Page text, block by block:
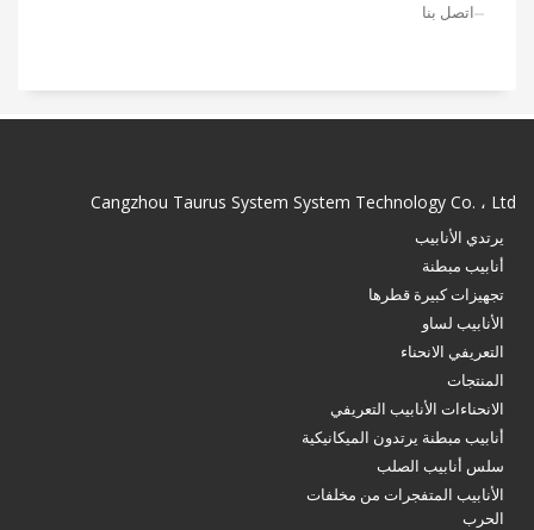
اتصل بنا
Cangzhou Taurus System System Technology Co. ، Ltd
يرتدي الأنابيب
أنابيب مبطنة
تجهيزات كبيرة قطرها
الأنابيب لساو
التعريفي الانحناء
المنتجات
الانحناءات الأنابيب التعريفي
أنابيب مبطنة يرتدون الميكانيكية
سلس أنابيب الصلب
الأنابيب المتفجرات من مخلفات
الحرب